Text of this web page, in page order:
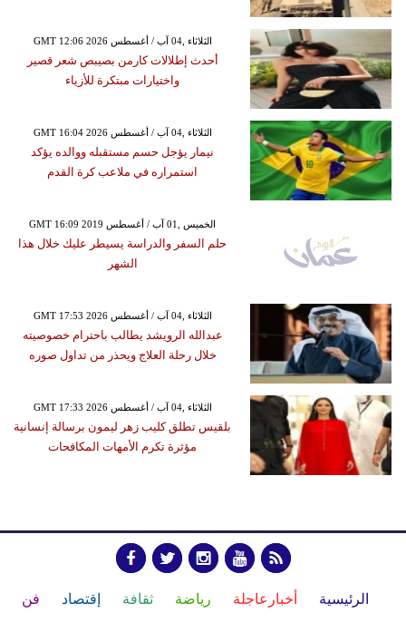
GMT 12:06 2026 الثلاثاء ,04 آب / أغسطس
أحدث إطلالات كارمن بصيبص شعر قصير
واختيارات مبتكرة للأزياء
GMT 16:04 2026 الثلاثاء ,04 آب / أغسطس
نيمار يؤجل حسم مستقبله ووالده يؤكد
استمراره في ملاعب كرة القدم
GMT 16:09 2019 الخميس ,01 آب / أغسطس
حلم السفر والدراسة يسيطر عليك خلال هذا
الشهر
GMT 17:53 2026 الثلاثاء ,04 آب / أغسطس
عبدالله الرويشد يطالب باحترام خصوصيته
خلال رحلة العلاج ويحذر من تداول صوره
GMT 17:33 2026 الثلاثاء ,04 آب / أغسطس
بلقيس تطلق كليب زهر ليمون برسالة إنسانية
مؤثرة تكرم الأمهات المكافحات
الرئيسية أخبارعاجلة رياضة ثقافة إقتصاد فن